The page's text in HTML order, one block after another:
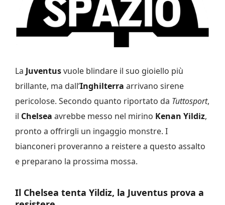
La Juventusvuole blindare il suo gioiello più
brillante, ma dall’Inghilterra arrivano sirene
pericolose. Secondo quanto riportato da Tuttosport,
il Chelsea avrebbe messo nel mirino Kenan Yildiz,
pronto a offrirgli un ingaggio monstre. I
bianconeri proveranno a reistere a questo assalto
e preparano la prossima mossa.
Il Chelsea tenta Yildiz, la Juventus prova a